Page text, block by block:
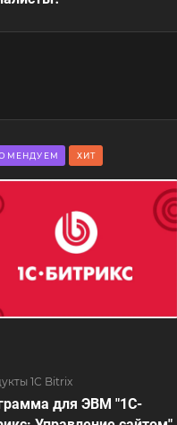
ХИТ
1С Bitrix
для ЭВМ "1С-